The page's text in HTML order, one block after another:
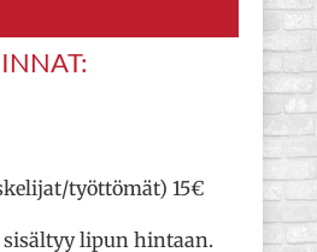
työttömät) 15€
lipun hintaan.